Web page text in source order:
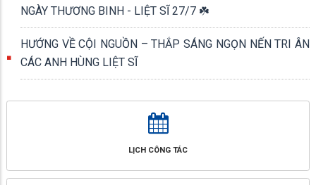
NGÀY THƯƠNG BINH - LIỆT SĨ 27/7 ☘️
HƯỚNG VỀ CỘI NGUỒN – THẮP SÁNG NGỌN NẾN TRI ÂN
CÁC ANH HÙNG LIỆT SĨ
LỊCH CÔNG TÁC